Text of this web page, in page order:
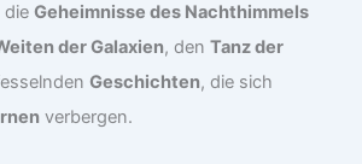
dieGeheimnisse des Nachthimmels
der Galaxien, denTanz der
Geschichten, die sich
verbergen.